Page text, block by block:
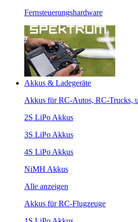
Fernsteuerungshardware
Akkus & Ladegeräte
Akkus für RC-Autos, RC-Trucks,
2S LiPo Akkus
3S LiPo Akkus
4S LiPo Akkus
NiMH Akkus
Alle anzeigen
Akkus für RC-Flugzeuge